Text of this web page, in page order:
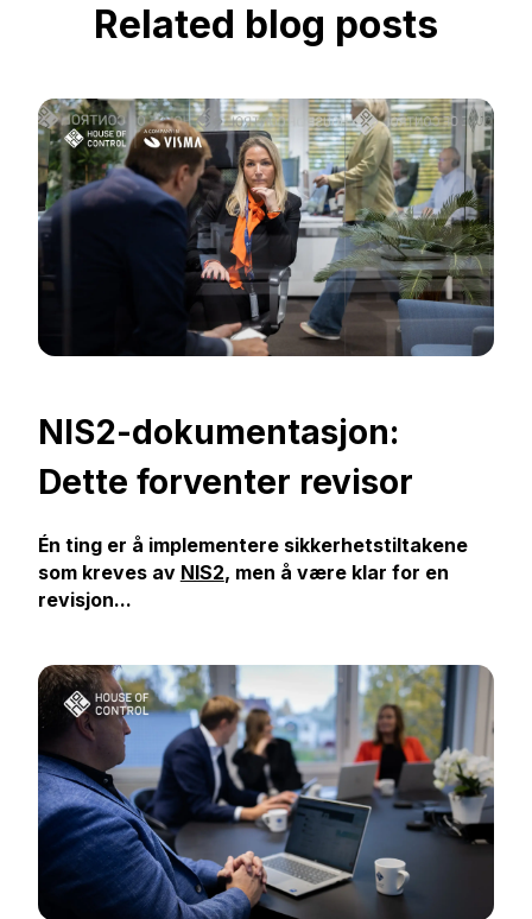
Related blog posts
NIS2-dokumentasjon:
Dette forventer revisor
Én ting er å implementere sikkerhetstiltakene
som kreves av NIS2, men å være klar for en
revisjon...